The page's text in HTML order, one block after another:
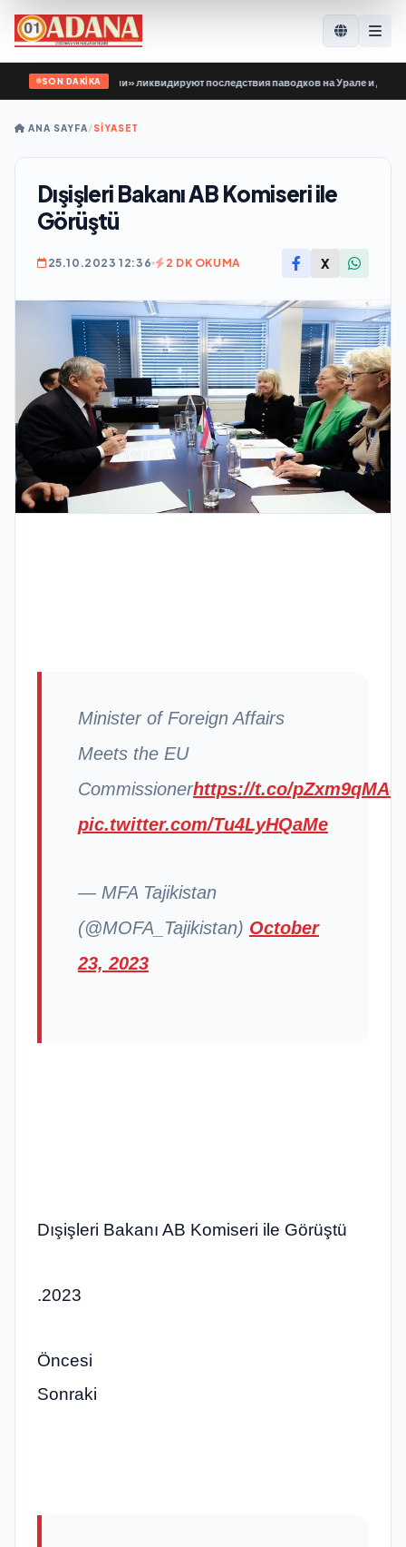
SON DAKİKA
Единой России» ликвидируют последствия паводков на Урале и Дальнем
ANA SAYFA/SİYASET
Dışişleri Bakanı AB Komiseri ile
Görüştü
25.10.2023 12:36 2 DK OKUMA X
Minister of Foreign Affairs
Meets the EU
Commissionerhttps://t.co/
pic.twitter.com/Tu4LyHQaMe
— MFA Tajikistan
(@MOFA_Tajikistan) October
23, 2023
Dışişleri Bakanı AB Komiseri ile Görüştü
.2023
Öncesi
Sonraki